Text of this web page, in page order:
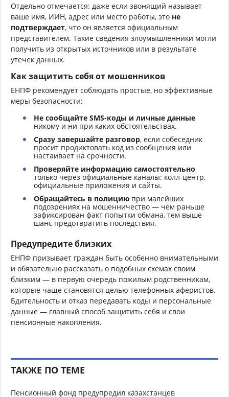
Отдельно отмечается: даже если звонящий называет
ваше имя, ИИН, адрес или место работы, это не
подтверждает, что он является официальным
представителем. Такие сведения злоумышленники могли
получить из открытых источников или в результате
утечек данных.
Как защитить себя от мошенников
ЕНПФ рекомендует соблюдать простые, но эффективные
меры безопасности:
Не сообщайте SMS-коды и личные данные
никому и ни при каких обстоятельствах.
Сразу завершайте разговор, если собеседник
просит продиктовать код из сообщения или
настаивает на срочности.
Проверяйте информацию самостоятельно
только через официальные каналы: колл-центр,
официальные приложения и сайты.
Обращайтесь в полицию при малейших
подозрениях на мошенничество — чем раньше
зафиксирован факт попытки обмана, тем выше
шанс предотвратить последствия.
Предупредите близких
ЕНПФ призывает граждан быть особенно внимательными
и обязательно рассказать о подобных схемах своим
близким — в первую очередь пожилым родственникам,
которые чаще становятся целью телефонных аферистов.
Бдительность и отказ передавать коды и персональные
данные — главный способ защитить себя и свои
пенсионные накопления.
ТАКЖЕ ПО ТЕМЕ
Пенсионный фонд предупредил казахстанцев